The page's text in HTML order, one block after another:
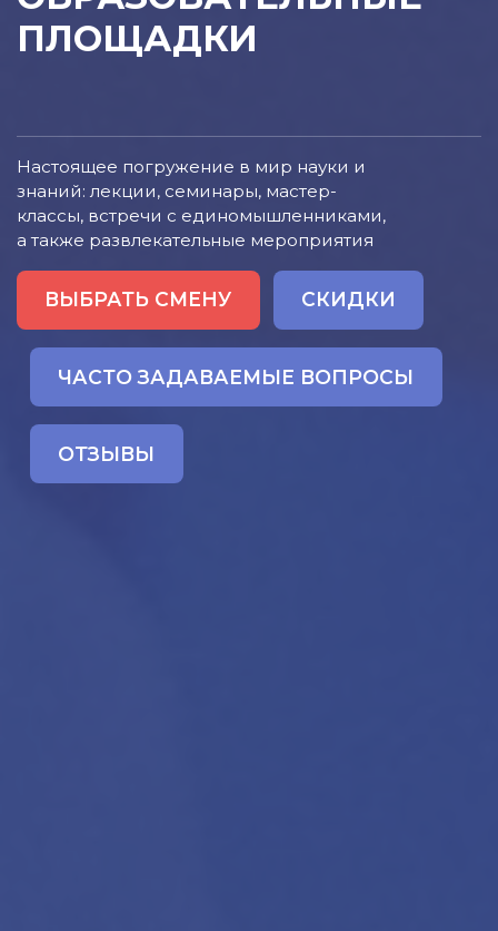
ПЛОЩАДКИ
Настоящее погружение в мир науки и
знаний: лекции, семинары, мастер-
классы, встречи с единомышленниками,
а также развлекательные мероприятия
ВЫБРАТЬ СМЕНУ СКИДКИ
ЧАСТО ЗАДАВАЕМЫЕ ВОПРОСЫ
ОТЗЫВЫ